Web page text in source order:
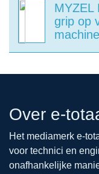
MYZEL
grip op
Over e-
Het mediamerk e-
voor technici en
onafhankelijke